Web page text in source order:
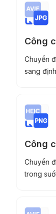
Công
Chuyển
sang
Công
Chuyển
trong